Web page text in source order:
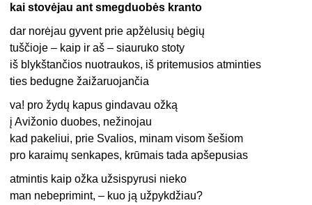
kai stovėjau ant smegduobės kranto
dar norėjau gyvent prie apžėlusių bėgių
tuščioje – kaip ir aš – siauruko stoty
iš blykštančios nuotraukos, iš pritemusios atminties
ties bedugne žaižaruojančia
va! pro žydų kapus gindavau ožką
į Avižonio duobes, nežinojau
kad pakeliui, prie Svalios, minam visom šešiom
pro karaimų senkapes, krūmais tada apšepusias
atmintis kaip ožka užsispyrusi nieko
man nebeprimint, – kuo ją užpykdžiau?